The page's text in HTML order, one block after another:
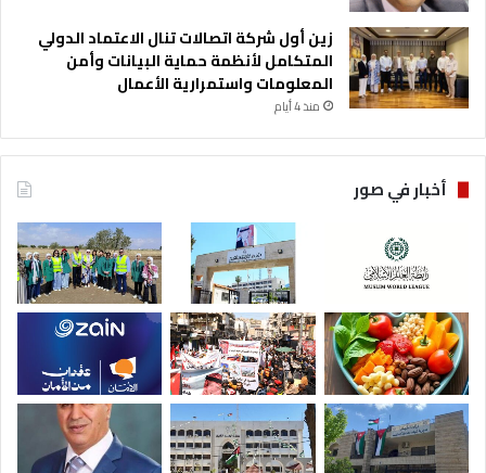
زين أول شركة اتصالات تنال الاعتماد الدولي
المتكامل لأنظمة حماية البيانات وأمن
المعلومات واستمرارية الأعمال
منذ 4 أيام
أخبار في صور